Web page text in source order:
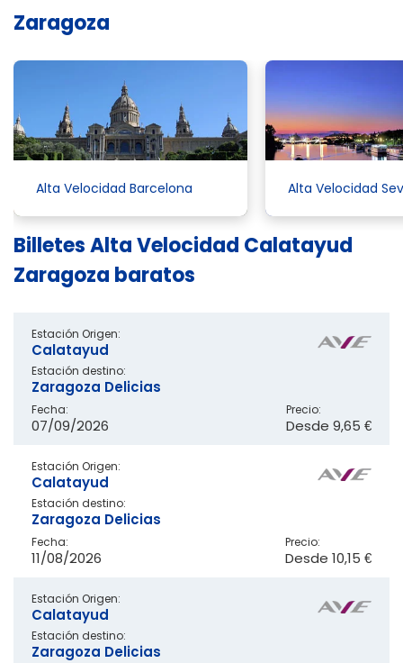
Zaragoza
Alta Velocidad Barcelona Alta Velocidad
Billetes Alta Velocidad Calatayud
Zaragoza baratos
Estación Origen:
Calatayud
Estación destino:
Zaragoza Delicias
Fecha:
07/09/2026
Precio:
Desde 9,65 €
Estación Origen:
Calatayud
Estación destino:
Zaragoza Delicias
Fecha:
11/08/2026
Precio:
Desde 10,15 €
Estación Origen:
Calatayud
Estación destino:
Zaragoza Delicias